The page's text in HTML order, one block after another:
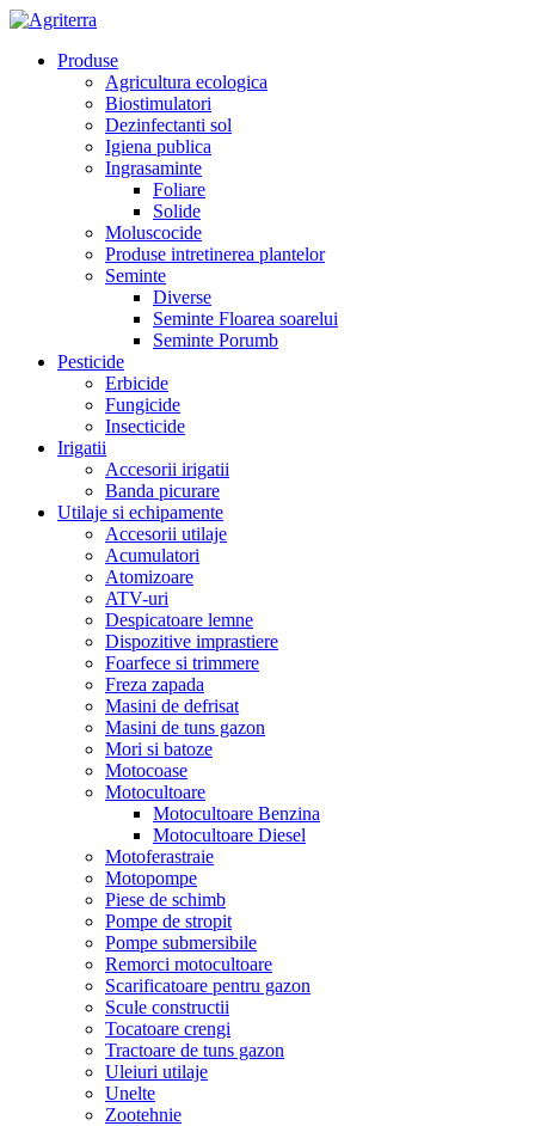
Produse
Agricultura ecologica
Biostimulatori
Dezinfectanti sol
Igiena publica
Ingrasaminte
Foliare
Solide
Moluscocide
Produse intretinerea plantelor
Seminte
Diverse
Seminte Floarea soarelui
Seminte Porumb
Pesticide
Erbicide
Fungicide
Insecticide
Irigatii
Accesorii irigatii
Banda picurare
Utilaje si echipamente
Accesorii utilaje
Acumulatori
Atomizoare
ATV-uri
Despicatoare lemne
Dispozitive imprastiere
Foarfece si trimmere
Freza zapada
Masini de defrisat
Masini de tuns gazon
Mori si batoze
Motocoase
Motocultoare
Motocultoare Benzina
Motocultoare Diesel
Motoferastraie
Motopompe
Piese de schimb
Pompe de stropit
Pompe submersibile
Remorci motocultoare
Scarificatoare pentru gazon
Scule constructii
Tocatoare crengi
Tractoare de tuns gazon
Uleiuri utilaje
Unelte
Zootehnie